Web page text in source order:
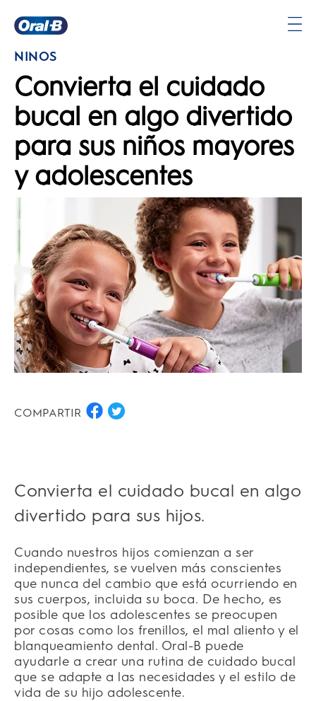
principal
NIÑOS
Convierta el cuidado
bucal en algo divertido
para sus niños mayores
y adolescentes
COMPARTIR
Convierta el cuidado bucal en algo
divertido para sus hijos.
Cuando nuestros hijos comienzan a ser
independientes, se vuelven más conscientes
que nunca del cambio que está ocurriendo en
sus cuerpos, incluida su boca. De hecho, es
posible que los adolescentes se preocupen
por cosas como los frenillos, el mal aliento y el
blanqueamiento dental. Oral-B puede
ayudarle a crear una rutina de cuidado bucal
que se adapte a las necesidades y el estilo de
vida de su hijo adolescente.